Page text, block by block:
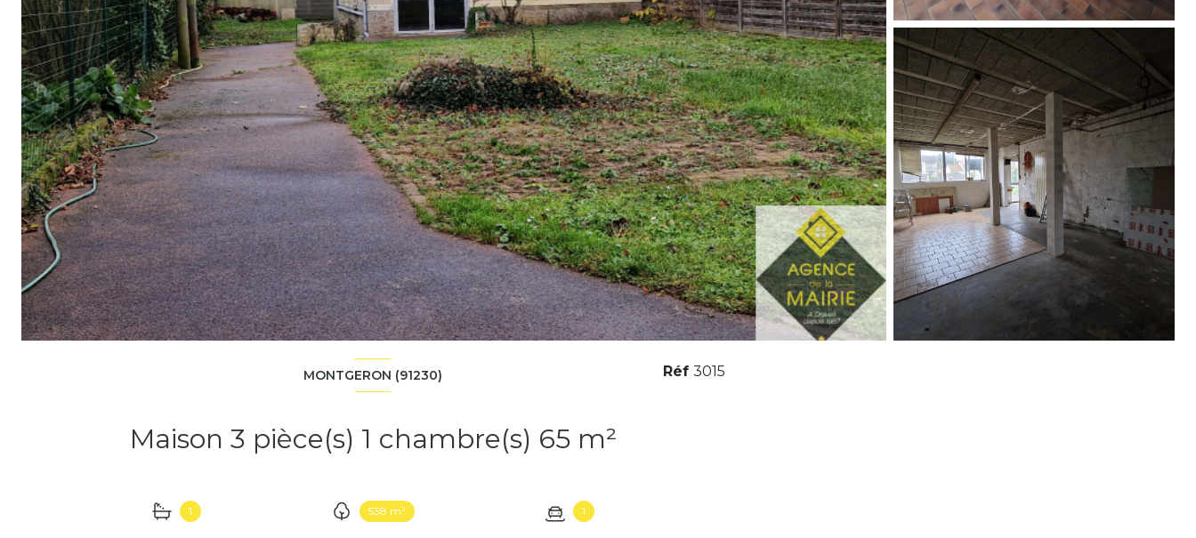
MONTGERON (91230)
Maison 3 pièce(s) 1 chambre(s) 65 m²
1 538 m² 1
Réf 3015